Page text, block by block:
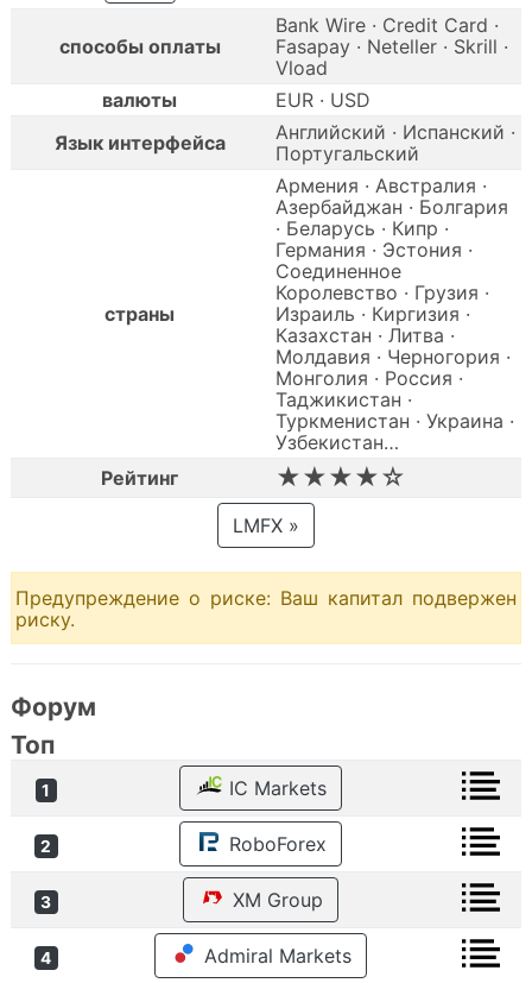
способы оплаты
Bank Wire · Credit Card ·
Fasapay · Neteller · Skrill ·
Vload
валюты
EUR · USD
Язык интерфейса
Английский · Испанский ·
Португальский
страны
Армения · Австралия ·
Азербайджан · Болгария
· Беларусь · Кипр ·
Германия · Эстония ·
Соединенное
Королевство · Грузия ·
Израиль · Киргизия ·
Казахстан · Литва ·
Молдавия · Черногория ·
Монголия · Россия ·
Таджикистан ·
Туркменистан · Украина ·
Узбекистан…
Рейтинг
★★★★☆
LMFX »
Предупреждение о риске: Ваш капитал подвержен
риску.
Форум
Топ
1 IC Markets
2 RoboForex
3 XM Group
4 Admiral Markets